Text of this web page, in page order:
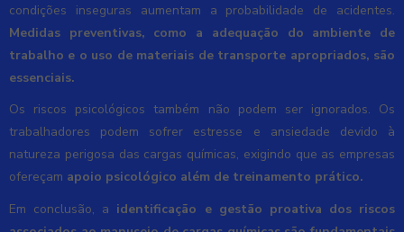
condições inseguras aumentam a probabilidade de acidentes.
Medidas preventivas, como a adequação do ambiente de
trabalho e o uso de materiais de transporte apropriados, são
essenciais.
Os riscos psicológicos também não podem ser ignorados. Os
trabalhadores podem sofrer estresse e ansiedade devido à
natureza perigosa das cargas químicas, exigindo que as empresas
ofereçam apoio psicológico além de treinamento prático.
Em conclusão, a identificação e gestão proativa dos riscos